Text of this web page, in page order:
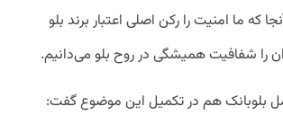
که ما امنیت را رکن اصلی اعتبار برند بلو
را شفافیت همیشگی در روح بلو می‌دانیم.
بلوبانک هم در تکمیل این موضوع گفت: